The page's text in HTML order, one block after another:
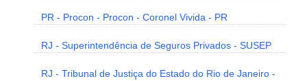
PR - Procon - Procon - Coronel Vivida - PR
RJ - Superintendência de Seguros Privados - SUSEP
RJ - Tribunal de Justiça do Estado do Rio de Janeiro -